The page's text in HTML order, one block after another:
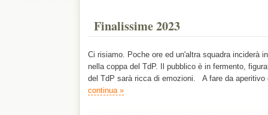
Finalissime 2023
Ci risiamo. Poche ore ed un'altra squadra inciderà
nella coppa del TdP. Il pubblico è in fermento,
del TdP sarà ricca di emozioni. A fare da
continua »